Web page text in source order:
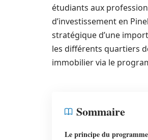
étudiants aux
d’investissement en
stratégique d’une
les différents quartiers
immobilier via le
Sommaire
Le principe du